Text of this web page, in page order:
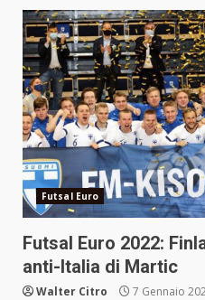
Futsal Euro
Futsal Euro 2022:
anti-Italia di Martic
Walter Citro 7 Gennaio